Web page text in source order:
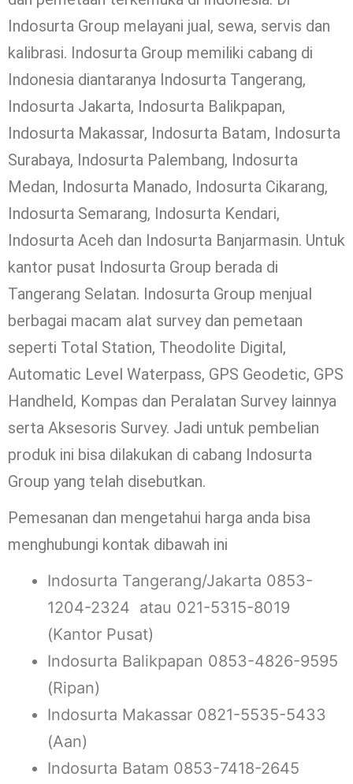
Indosurta Group melayani jual, sewa, servis dan
kalibrasi. Indosurta Group memiliki cabang di
Indonesia diantaranya Indosurta Tangerang,
Indosurta Jakarta, Indosurta Balikpapan,
Indosurta Makassar, Indosurta Batam, Indosurta
Surabaya, Indosurta Palembang, Indosurta
Medan, Indosurta Manado, Indosurta Cikarang,
Indosurta Semarang, Indosurta Kendari,
Indosurta Aceh dan Indosurta Banjarmasin. Untuk
kantor pusat Indosurta Group berada di
Tangerang Selatan. Indosurta Group menjual
berbagai macam alat survey dan pemetaan
seperti Total Station, Theodolite Digital,
Automatic Level Waterpass, GPS Geodetic, GPS
Handheld, Kompas dan Peralatan Survey lainnya
serta Aksesoris Survey. Jadi untuk pembelian
produk ini bisa dilakukan di cabang Indosurta
Group yang telah disebutkan.
Pemesanan dan mengetahui harga anda bisa
menghubungi kontak dibawah ini
Indosurta Tangerang/Jakarta 0853-
1204-2324 atau 021-5315-8019
(Kantor Pusat)
Indosurta Balikpapan 0853-4826-9595
(Ripan)
Indosurta Makassar 0821-5535-5433
(Aan)
Indosurta Batam 0853-7418-2645